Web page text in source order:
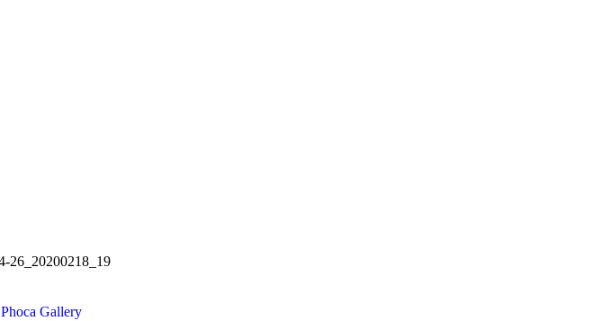
Phoca Gallery